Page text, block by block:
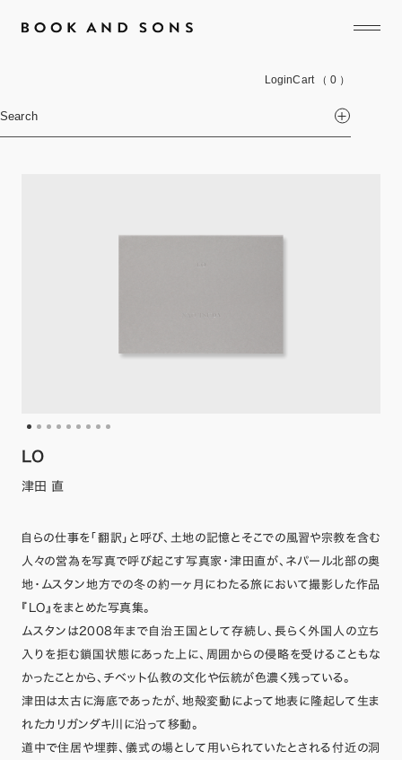
LoginCart （ 0 ）
Search
LO
津田 直
自らの仕事を「翻訳」と呼び、土地の記憶とそこでの風習や宗教を含む
人々の営為を写真で呼び起こす写真家・津田直が、ネパール北部の奥
地・ムスタン地方での冬の約一ヶ月にわたる旅において撮影した作品
『LO』をまとめた写真集。
ムスタンは2008年まで自治王国として存続し、長らく外国人の立ち
入りを拒む鎖国状態にあった上に、周囲からの侵略を受けることもな
かったことから、チベット仏教の文化や伝統が色濃く残っている。
津田は太古に海底であったが、地殻変動によって地表に隆起して生ま
れたカリガンダキ川に沿って移動。
道中で住居や埋葬、儀式の場として用いられていたとされる付近の洞